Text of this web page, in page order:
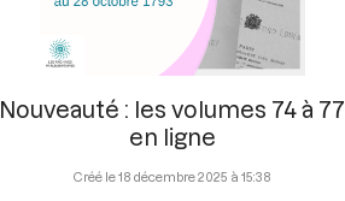
Nouveauté : les volumes 74 à 77
en ligne
18 décembre 2025 à 15:38